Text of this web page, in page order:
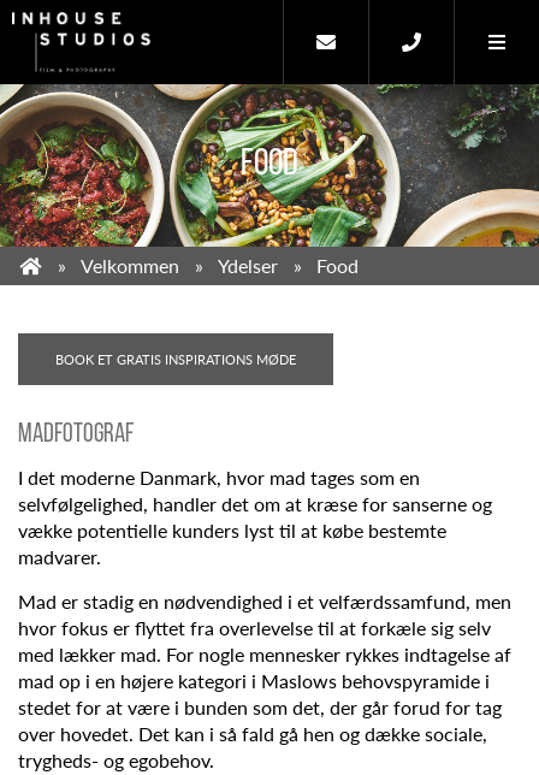
FOOD
Velkommen Ydelser Food
BOOK ET GRATIS INSPIRATIONS MØDE
Madfotograf
I det moderne Danmark, hvor mad tages som en
selvfølgelighed, handler det om at kræse for sanserne og
vække potentielle kunders lyst til at købe bestemte
madvarer.
Mad er stadig en nødvendighed i et velfærdssamfund, men
hvor fokus er flyttet fra overlevelse til at forkæle sig selv
med lækker mad. For nogle mennesker rykkes indtagelse af
mad op i en højere kategori i Maslows behovspyramide i
stedet for at være i bunden som det, der går forud for tag
over hovedet. Det kan i så fald gå hen og dække sociale,
trygheds- og egobehov.